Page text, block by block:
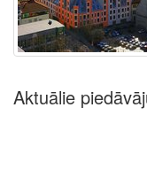
Aktuālie